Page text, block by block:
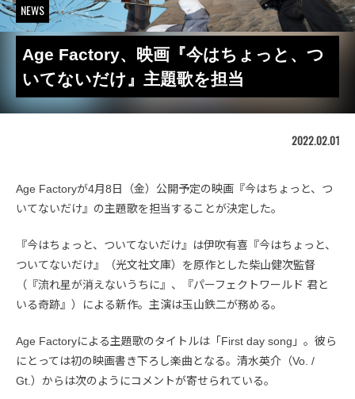
NEWS
Age Factory、映画『今はちょっと、つ
いてないだけ』主題歌を担当
2022.02.01
Age Factoryが4月8日（金）公開予定の映画『今はちょっと、つ
いてないだけ』の主題歌を担当することが決定した。
『今はちょっと、ついてないだけ』は伊吹有喜『今はちょっと、
ついてないだけ』（光文社文庫）を原作とした柴山健次監督
（『流れ星が消えないうちに』、『パーフェクトワールド 君と
いる奇跡』）による新作。主演は玉山鉄二が務める。
Age Factoryによる主題歌のタイトルは「First day song」。彼ら
にとっては初の映画書き下ろし楽曲となる。清水英介（Vo. /
Gt.）からは次のようにコメントが寄せられている。